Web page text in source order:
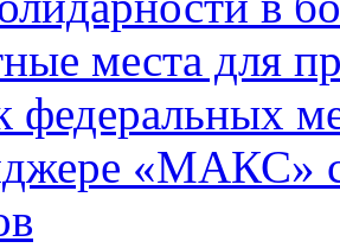
места для
федеральных
«МАКС» с